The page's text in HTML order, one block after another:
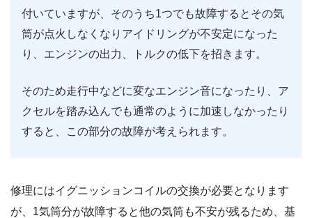
付いていますが、そのうち1つでも故障するとその気
筒が点火しなくなりアイドリングが不安定になった
り、エンジンの出力、トルクの低下を招きます。
そのため走行中などに変なエンジン音になったり、ア
クセルを踏み込んでも通常のように加速しなかったり
すると、この部分の故障が考えられます。
修理にはイグニッションコイルの交換が必要となります
が、1気筒分が故障すると他の気筒も不安が残るため、基